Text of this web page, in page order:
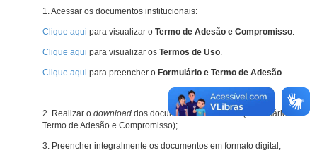
1. Acessar os documentos institucionais:
Clique aqui para visualizar o Termo de Adesão e Compromisso.
Clique aqui para visualizar os Termos de Uso.
Clique aqui para preencher o Formulário e Termo de Adesão
2. Realizar o download dos documentos de adesão (Formulário e
Termo de Adesão e Compromisso);
3. Preencher integralmente os documentos em formato digital;